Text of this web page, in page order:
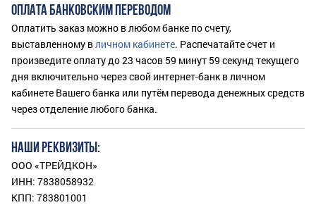
ОПЛАТА БАНКОВСКИМ ПЕРЕВОДОМ
Оплатить заказ можно в любом банке по счету,
выставленному вличном кабинете. Распечатайте счет и
произведите оплату до 23 часов 59 минут 59 секунд текущего
дня включительно через свой интернет-банк в личном
кабинете Вашего банка или путём перевода денежных средств
через отделение любого банка.
НАШИ РЕКВИЗИТЫ:
ООО «ТРЕЙДКОН»
ИНН: 7838058932
КПП: 783801001